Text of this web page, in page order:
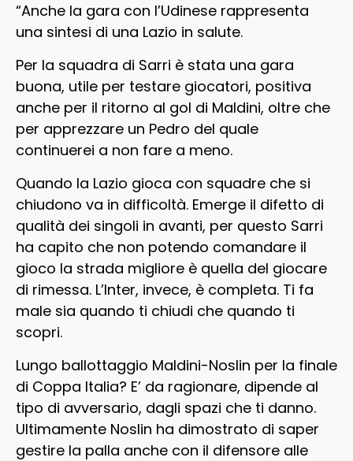
“Anche la gara con l’Udinese rappresenta
una sintesi di una Lazio in salute.
Per la squadra di Sarri è stata una gara
buona, utile per testare giocatori, positiva
anche per il ritorno al gol di Maldini, oltre che
per apprezzare un Pedro del quale
continuerei a non fare a meno.
Quando la Lazio gioca con squadre che si
chiudono va in difficoltà. Emerge il difetto di
qualità dei singoli in avanti, per questo Sarri
ha capito che non potendo comandare il
gioco la strada migliore è quella del giocare
di rimessa. L’Inter, invece, è completa. Ti fa
male sia quando ti chiudi che quando ti
scopri.
Lungo ballottaggio Maldini-Noslin per la finale
di Coppa Italia? E’ da ragionare, dipende al
tipo di avversario, dagli spazi che ti danno.
Ultimamente Noslin ha dimostrato di saper
gestire la palla anche con il difensore alle